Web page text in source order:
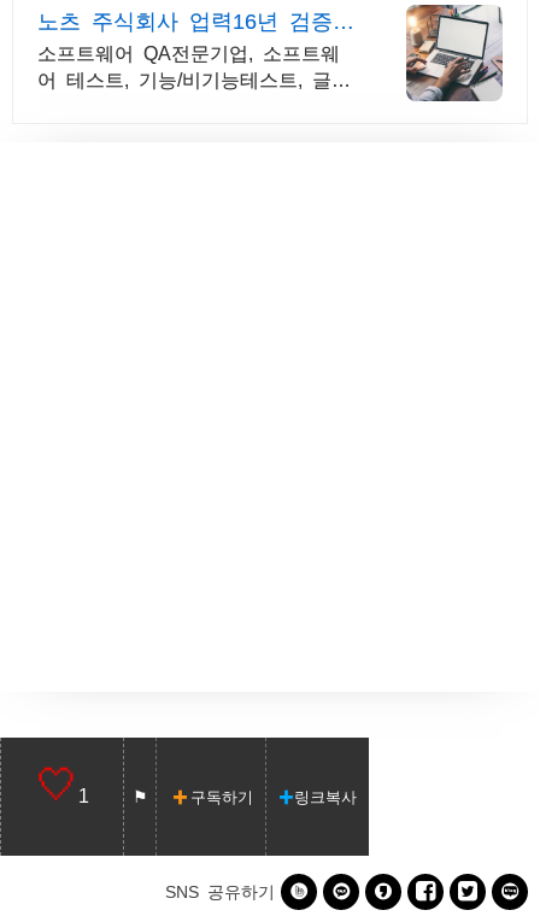
노츠 주식회사 업력16년 검증된
테스팅업체
소프트웨어 QA전문기업, 소프트웨
어 테스트, 기능/비기능테스트, 글로
1 구독하기 링크복사
SNS 공유하기      